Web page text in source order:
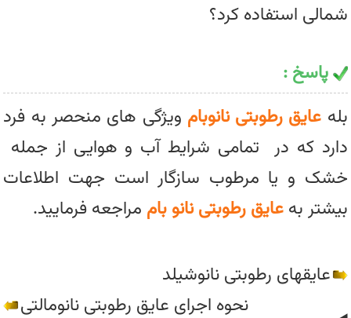
شمالی استفاده کرد؟
پاسخ :
بله عایق رطوبتی نانوبام ویژگی های منحصر به فرد
دارد که در تمامی شرایط آب و هوایی از جمله
خشک و یا مرطوب سازگار است جهت اطلاعات
بیشتر بهعایق رطوبتی نانو بام مراجعه فرمایید.
عایقهای رطوبتی نانوشیلد
نحوه اجرای عایق رطوبتی نانومالتی